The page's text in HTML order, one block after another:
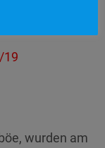
19
wurden am